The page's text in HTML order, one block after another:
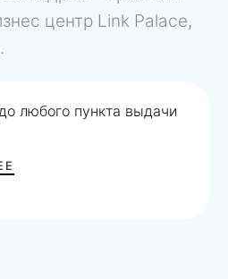
центр Link Palace,
любого пункта выдачи